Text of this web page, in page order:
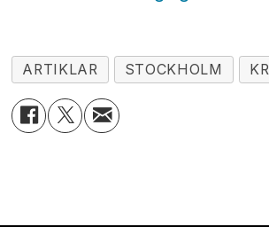
ARTIKLAR STOCKHOLM